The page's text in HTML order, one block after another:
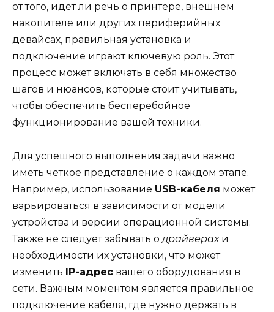
от того, идет ли речь о принтере, внешнем
накопителе или других периферийных
девайсах, правильная установка и
подключение играют ключевую роль. Этот
процесс может включать в себя множество
шагов и нюансов, которые стоит учитывать,
чтобы обеспечить бесперебойное
функционирование вашей техники.
Для успешного выполнения задачи важно
иметь четкое представление о каждом этапе.
Например, использование USB-кабеля может
варьироваться в зависимости от модели
устройства и версии операционной системы.
Также не следует забывать о драйверахи
необходимости их установки, что может
изменить IP-адрес вашего оборудования в
сети. Важным моментом является правильное
подключение кабеля, где нужно держать в